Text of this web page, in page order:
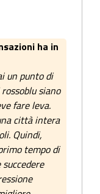
ha in
un punto di
siano
fare leva.
città intera
Quindi,
tempo di